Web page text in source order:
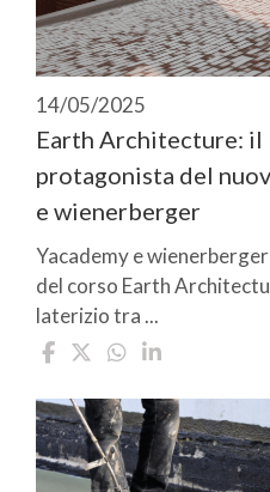
14/05/2025
Earth Architecture:
protagonista del
e wienerberger
Yacademy e
del corso Earth
laterizio tra ...